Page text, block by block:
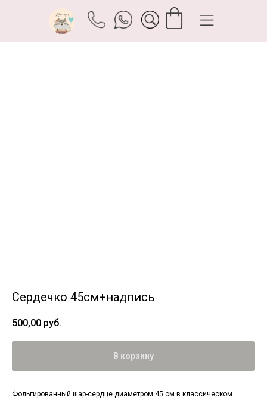
Сердечко 45см+надпись
500,00 руб.
В корзину
Фольгированный шар-сердце диаметром 45 см в классическом